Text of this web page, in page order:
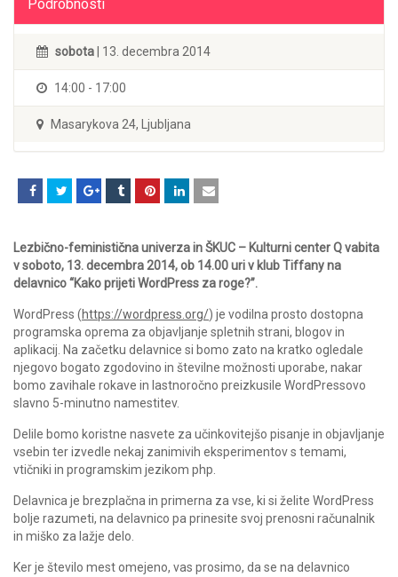
Podrobnosti
sobota | 13. decembra 2014
14:00 - 17:00
Masarykova 24, Ljubljana
Lezbično-feministična univerza in ŠKUC – Kulturni center Q vabita
v soboto, 13. decembra 2014, ob 14.00 uri v klub Tiffany na
delavnico “Kako prijeti WordPress za roge?”.
WordPress (https://wordpress.org/) je vodilna prosto dostopna
programska oprema za objavljanje spletnih strani, blogov in
aplikacij. Na začetku delavnice si bomo zato na kratko ogledale
njegovo bogato zgodovino in številne možnosti uporabe, nakar
bomo zavihale rokave in lastnoročno preizkusile WordPressovo
slavno 5-minutno namestitev.
Delile bomo koristne nasvete za učinkovitejšo pisanje in objavljanje
vsebin ter izvedle nekaj zanimivih eksperimentov s temami,
vtičniki in programskim jezikom php.
Delavnica je brezplačna in primerna za vse, ki si želite WordPress
bolje razumeti, na delavnico pa prinesite svoj prenosni računalnik
in miško za lažje delo.
Ker je število mest omejeno, vas prosimo, da se na delavnico